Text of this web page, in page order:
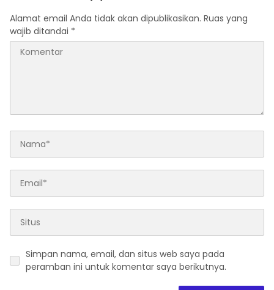
Alamat email Anda tidak akan dipublikasikan. Ruas yang
wajib ditandai *
Simpan nama, email, dan situs web saya pada
peramban ini untuk komentar saya berikutnya.